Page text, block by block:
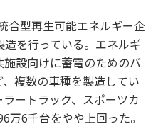
合型再生可能エネルギー企
を行っている。エネルギ
設向けに蓄電のためのバ
複数の車種を製造してい
ートラック、スポーツカ
6千台をやや上回った。